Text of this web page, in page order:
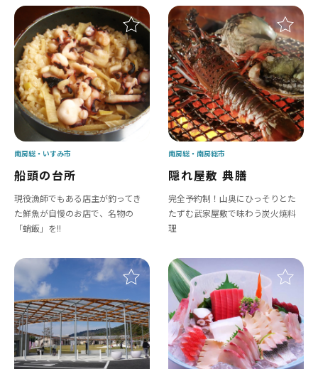
船頭の台所
現役漁師でもある店主が釣ってき
た鮮魚が自慢のお店で、名物の
「蛸飯」を!!
南房総 いすみ市
隠れ屋敷 典膳
完全予約制！山奥にひっそりとた
たずむ武家屋敷で味わう炭火焼料
理
南房総 南房総市